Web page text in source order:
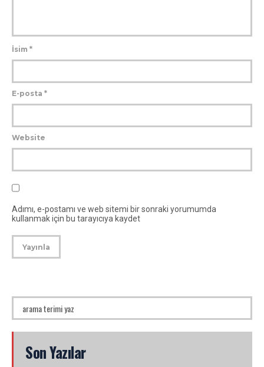
İsim *
E-posta *
Website
Adımı, e-postamı ve web sitemi bir sonraki yorumumda
kullanmak için bu tarayıcıya kaydet
Son Yazılar